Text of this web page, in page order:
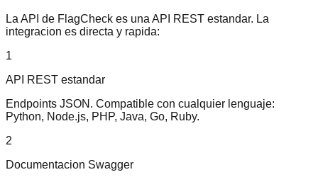
La API de FlagCheck es una API REST estandar. La
integracion es directa y rapida:
1
API REST estandar
Endpoints JSON. Compatible con cualquier lenguaje:
Python, Node.js, PHP, Java, Go, Ruby.
2
Documentacion Swagger